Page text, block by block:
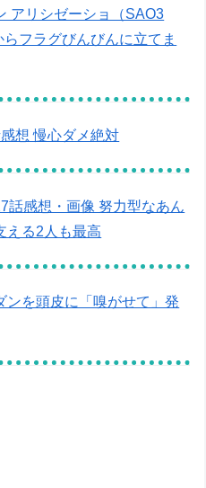
アリシゼーショ（SAO3
フラグびんびんに立てま
想 慢心ダメ絶対
話感想・画像 努力型なあん
える2人も最高
ンを頭皮に「嗅がせて」発